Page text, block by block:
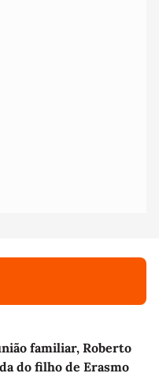
familiar, Roberto
do filho de Erasmo